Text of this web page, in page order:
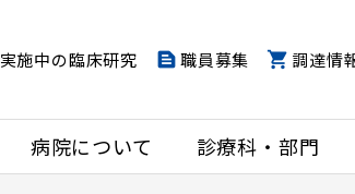
病院について 診療科・部門
実施中の臨床研究 職員募集 調達情